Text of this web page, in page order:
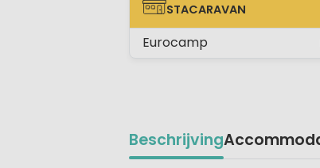
STACARAVAN
STACARAVAN
Eurocamp
Beschrijving